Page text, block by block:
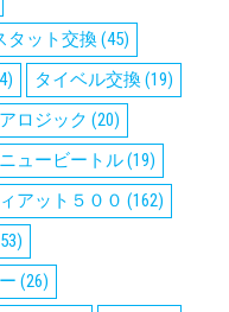
タット交換(45)
タイベル交換(19)
ロジック (20)
ニュービートル(19)
アット５００ (162)
(26)